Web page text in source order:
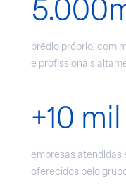
prédio próprio, com
e profissionais
+10 mil
empresas atendidas
oferecidos pelo